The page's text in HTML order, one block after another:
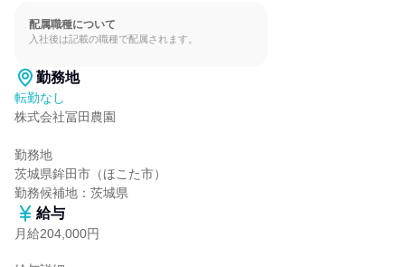
配属職種について
入社後は記載の職種で配属されます。
勤務地
転勤なし
株式会社冨田農園
勤務地
茨城県鉾田市（ほこた市）
勤務候補地：茨城県
給与
月給204,000円